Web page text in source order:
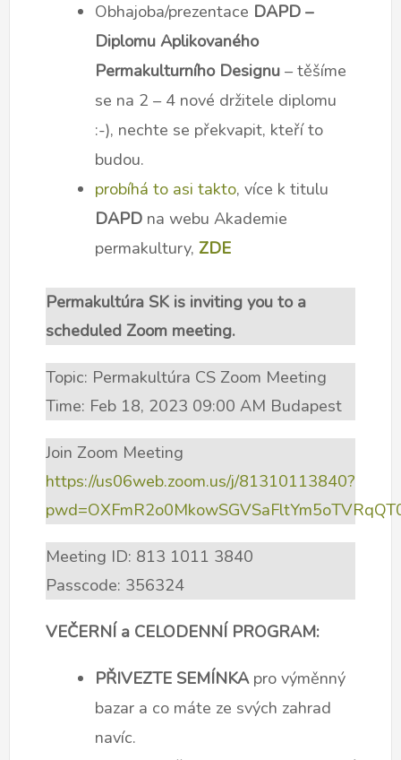
Obhajoba/prezentace DAPD –
Diplomu Aplikovaného
Permakulturního Designu – těšíme
se na 2 – 4 nové držitele diplomu
:-), nechte se překvapit, kteří to
budou.
probíhá to asi takto, více k titulu
DAPDna webu Akademie
permakultury, ZDE
Permakultúra SK is inviting you to a
scheduled Zoom meeting.
Topic: Permakultúra CS Zoom Meeting
Time: Feb 18, 2023 09:00 AM Budapest
Join Zoom Meeting
https://us06web.zoom.us/j/81310113840?
Meeting ID: 813 1011 3840
Passcode: 356324
VEČERNÍ a CELODENNÍ PROGRAM:
PŘIVEZTE SEMÍNKApro výměnný
bazar a co máte ze svých zahrad
navíc.